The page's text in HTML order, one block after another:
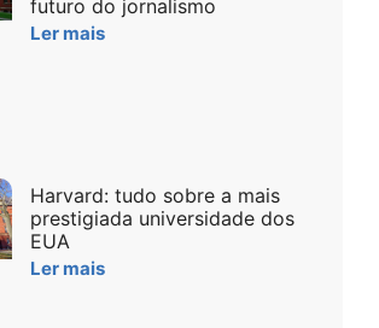
futuro do jornalismo
Ler mais
Harvard: tudo sobre a mais
prestigiada universidade dos
EUA
Ler mais